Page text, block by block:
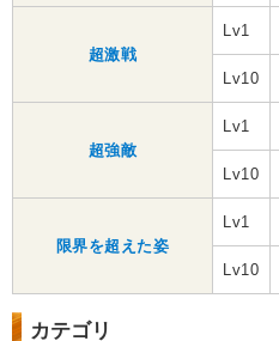
超激戦
Lv1
Lv10
超強敵
Lv1
Lv10
限界を超えた姿
Lv1
Lv10
カテゴリ